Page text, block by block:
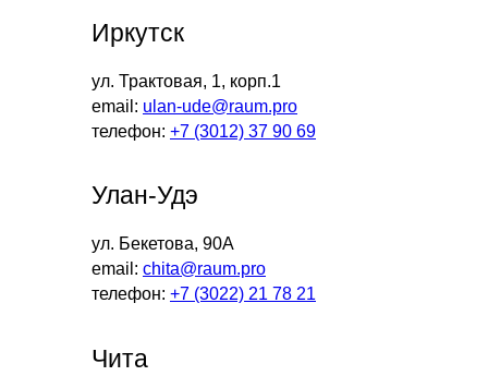
ул. Трактовая, 1, корп.1
email: ulan-ude@raum.pro
телефон: +7 (3012) 37 90 69
Иркутск
Улан-Удэ
ул. Бекетова, 90А
email: chita@raum.pro
телефон: +7 (3022) 21 78 21
Чита